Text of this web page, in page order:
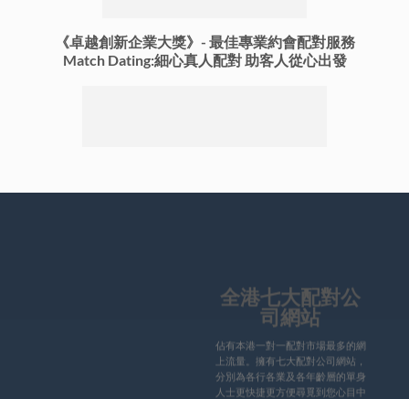
《卓越創新企業大獎》- 最佳專業約會配對服務
Match Dating:細心真人配對 助客人從心出發
全港七大配對公
司網站
佔有本港一對一配對市場最多的網
上流量。擁有七大配對公司網站，
分別為各行各業及各年齡層的單身
人士更快捷更方便尋覓到您心目中